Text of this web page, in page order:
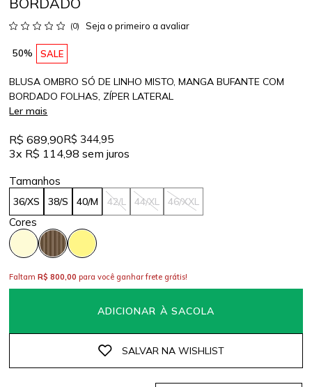
(0) Seja o primeiro a avaliar
50% SALE
BLUSA OMBRO SÓ DE LINHO MISTO, MANGA BUFANTE COM
BORDADO FOLHAS, ZÍPER LATERAL
Ler mais
R$ 689,90R$ 344,95
3x R$ 114,98sem juros
36/XS 38/S 40/M 42/L 44/XL 46/XXL
ADICIONAR À SACOLA
FaltamR$ 800,00 para você ganhar frete grátis!